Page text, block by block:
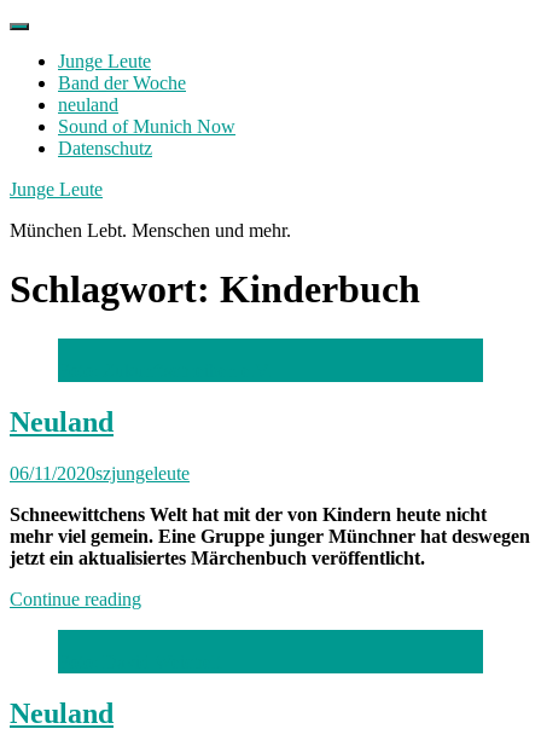
Skip
contentJunge Leute
Band der Woche
neuland
Sound of Munich Now
Datenschutz
Facebook
Twitter
Instagram
Junge Leute
München Lebt. Menschen und mehr.
Schlagwort: Kinderbuch
Neuland
06/11/2020szjungeleute
Schneewittchens Welt hat mit der von Kindern heute nicht
mehr viel gemein. Eine Gruppe junger Münchner hat deswegen
jetzt ein aktualisiertes Märchenbuch veröffentlicht.
Continue reading„Neuland“
Neuland